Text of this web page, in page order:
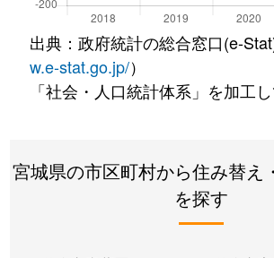
出典：政府統計の総合窓口(e-
w.e-stat.go.jp/）
「社会・人口統計体系」を加工
宮城県の市区町村から住み替え
を探す